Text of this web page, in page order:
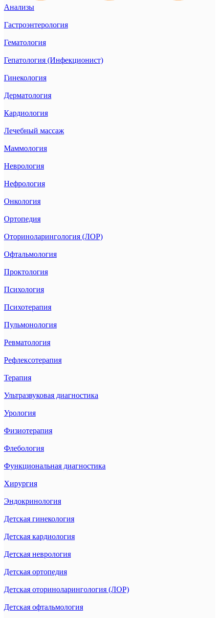
Анализы
Гастроэнтерология
Гематология
Гепатология (Инфекционист)
Гинекология
Дерматология
Кардиология
Лечебный массаж
Маммология
Неврология
Нефрология
Онкология
Ортопедия
Оториноларингология (ЛОР)
Офтальмология
Проктология
Психология
Психотерапия
Пульмонология
Ревматология
Рефлексотерапия
Терапия
Ультразвуковая диагностика
Урология
Физиотерапия
Флебология
Функциональная диагностика
Хирургия
Эндокринология
Детская гинекология
Детская кардиология
Детская неврология
Детская ортопедия
Детская оториноларингология (ЛОР)
Детская офтальмология